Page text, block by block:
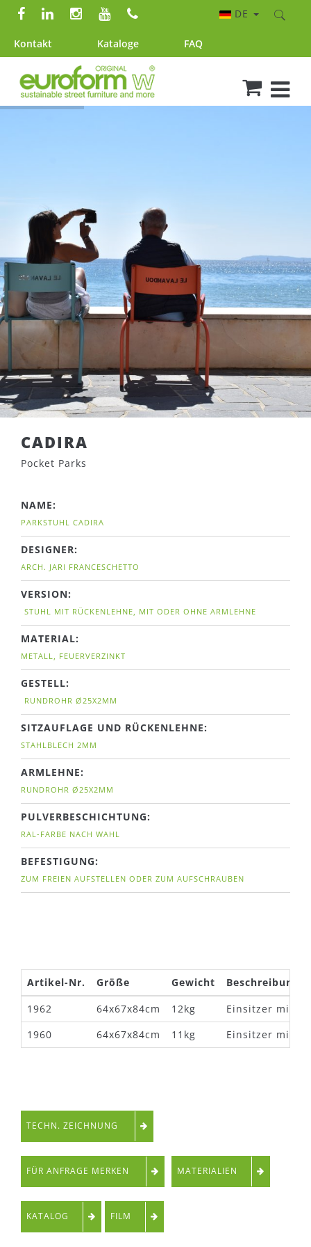
Kontakt Kataloge FAQ
DE
CADIRA
Pocket Parks
NAME:
PARKSTUHL CADIRA
DESIGNER:
ARCH. JARI FRANCESCHETTO
VERSION:
STUHL MIT RÜCKENLEHNE, MIT ODER OHNE ARMLEHNE
MATERIAL:
METALL, FEUERVERZINKT
GESTELL:
RUNDROHR Ø25X2MM
SITZAUFLAGE UND RÜCKENLEHNE:
STAHLBLECH 2MM
ARMLEHNE:
RUNDROHR Ø25X2MM
PULVERBESCHICHTUNG:
RAL-FARBE NACH WAHL
BEFESTIGUNG:
ZUM FREIEN AUFSTELLEN ODER ZUM AUFSCHRAUBEN
Artikel-Nr. Größe Gewicht
Beschreibung
1962
64x67x84cm 12kg
Einsitzer mit
1960
64x67x84cm 11kg Einsitzer mit
TECHN. ZEICHNUNG
FÜR ANFRAGE MERKEN MATERIALIEN
KATALOG FILM